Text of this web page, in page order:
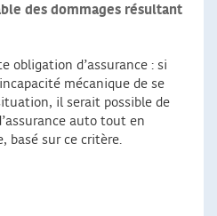
des dommages résultant
obligation d’assurance : si
mécanique de se
il serait possible de
auto tout en
basé sur ce critère.